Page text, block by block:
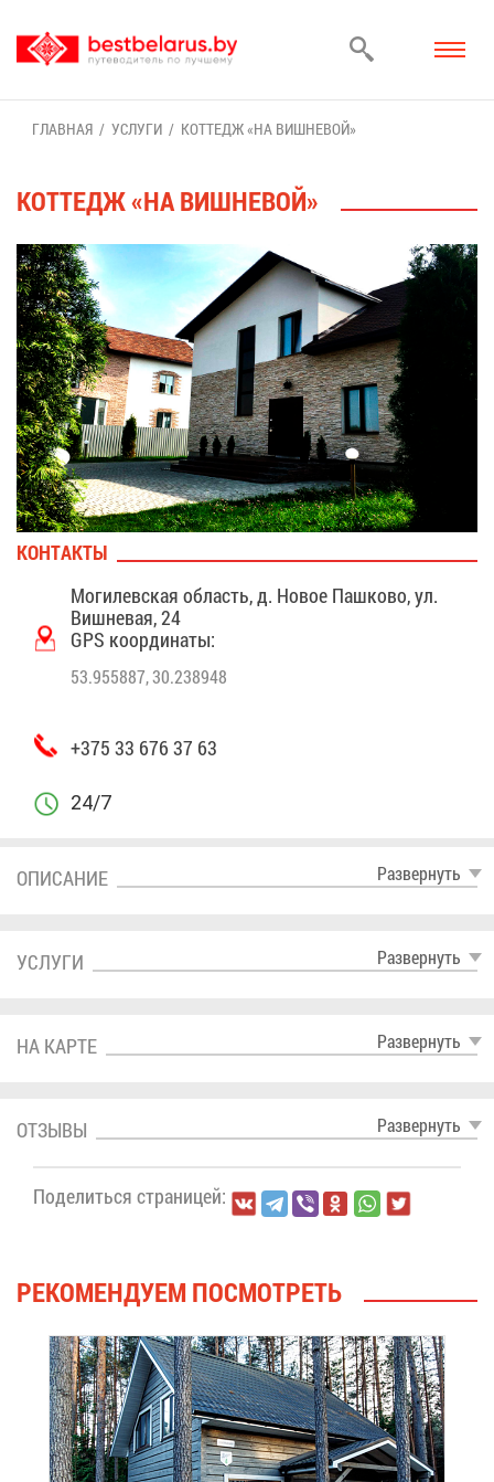
ГЛАВ­НАЯ УСЛУ­ГИ КОТ­ТЕДЖ «НА ВИШ­НЕ­ВОЙ»
КОТ­ТЕДЖ «НА ВИШ­НЕ­ВОЙ»
КОН­ТАК­ТЫ
Мо­ги­лев­ская об­ласть, д. Но­вое Паш­ко­во, ул.
Виш­не­вая, 24
GPS ко­ор­ди­на­ты:
53.955887, 30.238948
+375 33 676 37 63
24/7
Раз­вер­нуть
ОПИ­СА­НИЕ
Раз­вер­нуть
УСЛУ­ГИ
Раз­вер­нуть
НА КАР­ТЕ
Раз­вер­нуть
ОТ­ЗЫ­ВЫ
По­де­лить­ся стра­ни­цей:
РЕ­КО­МЕН­ДУ­ЕМ ПО­СМОТ­РЕТЬ